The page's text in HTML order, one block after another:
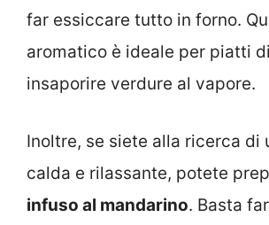
far essiccare tutto in forno.
aromatico è ideale per piatti
insaporire verdure al vapore.
Inoltre, se siete alla ricerca di
calda e rilassante, potete
infuso al mandarino. Basta